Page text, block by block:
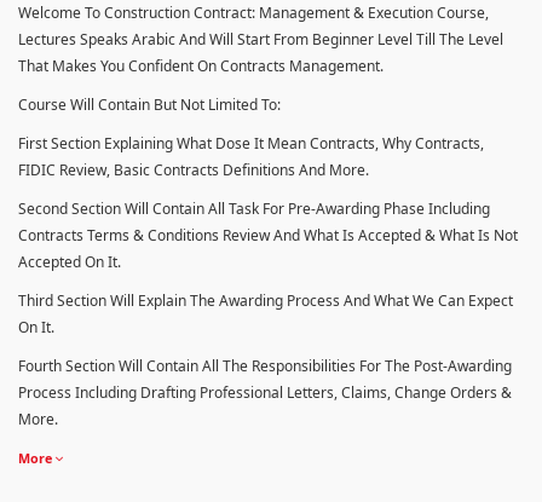
Welcome To Construction Contract: Management & Execution Course,
Lectures Speaks Arabic And Will Start From Beginner Level Till The Level
That Makes You Confident On Contracts Management.
Course Will Contain But Not Limited To:
First Section Explaining What Dose It Mean Contracts, Why Contracts,
FIDIC Review, Basic Contracts Definitions And More.
Second Section Will Contain All Task For Pre-Awarding Phase Including
Contracts Terms & Conditions Review And What Is Accepted & What Is Not
Accepted On It.
Third Section Will Explain The Awarding Process And What We Can Expect
On It.
Fourth Section Will Contain All The Responsibilities For The Post-Awarding
Process Including Drafting Professional Letters, Claims, Change Orders &
More.
More